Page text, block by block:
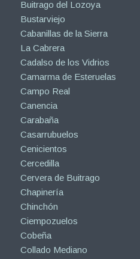
Buitrago del Lozoya
Bustarviejo
Cabanillas de la Sierra
La Cabrera
Cadalso de los Vidrios
Camarma de Esteruelas
Campo Real
Canencia
Carabaña
Casarrubuelos
Cenicientos
Cercedilla
Cervera de Buitrago
Chapinería
Chinchón
Ciempozuelos
Cobeña
Collado Mediano